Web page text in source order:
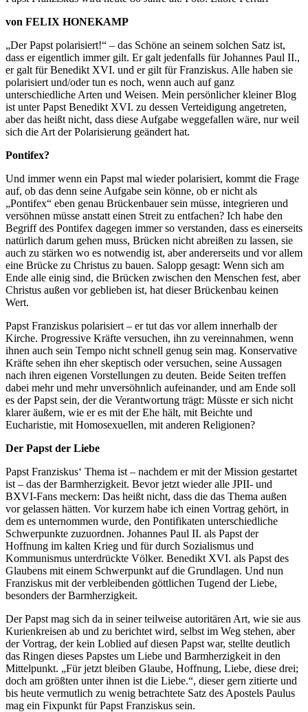
von FELIX HONEKAMP
„Der Papst polarisiert!“ – das Schöne an seinem solchen Satz ist,
dass er eigentlich immer gilt. Er galt jedenfalls für Johannes Paul II.,
er galt für Benedikt XVI. und er gilt für Franziskus. Alle haben sie
polarisiert und/oder tun es noch, wenn auch auf ganz
unterschiedliche Arten und Weisen. Mein persönlicher kleiner Blog
ist unter Papst Benedikt XVI. zu dessen Verteidigung angetreten,
aber das heißt nicht, dass diese Aufgabe weggefallen wäre, nur weil
sich die Art der Polarisierung geändert hat.
Pontifex?
Und immer wenn ein Papst mal wieder polarisiert, kommt die Frage
auf, ob das denn seine Aufgabe sein könne, ob er nicht als
„Pontifex“ eben genau Brückenbauer sein müsse, integrieren und
versöhnen müsse anstatt einen Streit zu entfachen? Ich habe den
Begriff des Pontifex dagegen immer so verstanden, dass es einerseits
natürlich darum gehen muss, Brücken nicht abreißen zu lassen, sie
auch zu stärken wo es notwendig ist, aber andererseits und vor allem
eine Brücke zu Christus zu bauen. Salopp gesagt: Wenn sich am
Ende alle einig sind, die Brücken zwischen den Menschen fest, aber
Christus außen vor geblieben ist, hat dieser Brückenbau keinen
Wert.
Papst Franziskus polarisiert – er tut das vor allem innerhalb der
Kirche. Progressive Kräfte versuchen, ihn zu vereinnahmen, wenn
ihnen auch sein Tempo nicht schnell genug sein mag. Konservative
Kräfte sehen ihn eher skeptisch oder versuchen, seine Aussagen
nach ihren eigenen Vorstellungen zu deuten. Beide Seiten treffen
dabei mehr und mehr unversöhnlich aufeinander, und am Ende soll
es der Papst sein, der die Verantwortung trägt: Müsste er sich nicht
klarer äußern, wie er es mit der Ehe hält, mit Beichte und
Eucharistie, mit Homosexuellen, mit anderen Religionen?
Der Papst der Liebe
Papst Franziskus‘ Thema ist – nachdem er mit der Mission gestartet
ist – das der Barmherzigkeit. Bevor jetzt wieder alle JPII- und
BXVI-Fans meckern: Das heißt nicht, dass die das Thema außen
vor gelassen hätten. Vor kurzem habe ich einen Vortrag gehört, in
dem es unternommen wurde, den Pontifikaten unterschiedliche
Schwerpunkte zuzuordnen. Johannes Paul II. als Papst der
Hoffnung im kalten Krieg und für durch Sozialismus und
Kommunismus unterdrückte Völker. Benedikt XVI. als Papst des
Glaubens mit einem Schwerpunkt auf die Grundlagen. Und nun
Franziskus mit der verbleibenden göttlichen Tugend der Liebe,
besonders der Barmherzigkeit.
Der Papst mag sich da in seiner teilweise autoritären Art, wie sie aus
Kurienkreisen ab und zu berichtet wird, selbst im Weg stehen, aber
der Vortrag, der kein Loblied auf diesen Papst war, stellte deutlich
das Ringen dieses Papstes um Liebe und Barmherzigkeit in den
Mittelpunkt. „Für jetzt bleiben Glaube, Hoffnung, Liebe, diese drei;
doch am größten unter ihnen ist die Liebe.“, dieser gern zitierte und
bis heute vermutlich zu wenig betrachtete Satz des Apostels Paulus
mag ein Fixpunkt für Papst Franziskus sein.